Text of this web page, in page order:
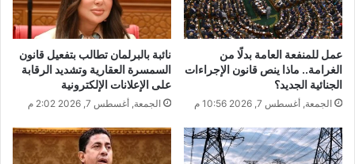
عمل للمنفعة العامة بدلًا من
الغرامة.. ماذا ينص قانون الإجراءات
الجنائية الجديد؟
الجمعة, أغسطس 7, 2026 10:56 م
نائبة بالبرلمان تطالب بتفعيل قانون
السمسرة العقارية وتشديد الرقابة
على الإعلانات الإلكترونية
الجمعة, أغسطس 7, 2026 2:02 م